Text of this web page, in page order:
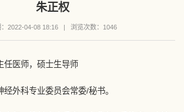
朱正权
：2022-04-08 18:16| 浏览次数： 1046
任医师，硕士生导师
外科专业委员会常委/秘书。